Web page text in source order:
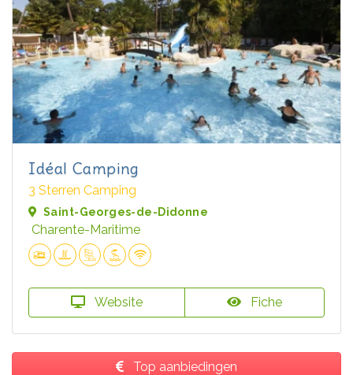
Idéal Camping
3 Sterren Camping
Saint-Georges-de-Didonne
Charente-Maritime
Website Fiche
Top aanbiedingen